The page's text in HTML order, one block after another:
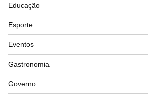
Educação
Esporte
Eventos
Gastronomia
Governo